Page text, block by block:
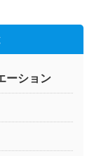
ーション